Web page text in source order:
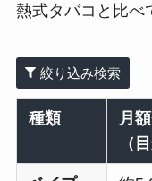
熱式タバコと比べ
絞り込み検索
種類
月
（